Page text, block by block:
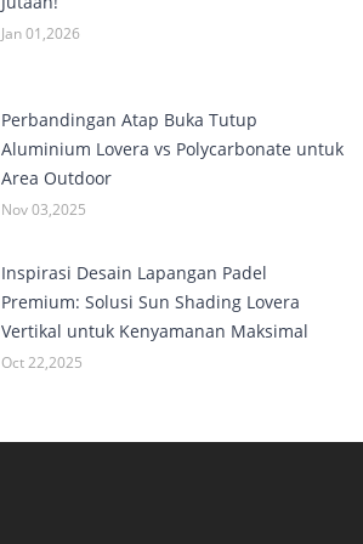
Jan 01,2026
Perbandingan Atap Buka Tutup
Aluminium Lovera vs Polycarbonate untuk
Area Outdoor
Nov 03,2025
Inspirasi Desain Lapangan Padel
Premium: Solusi Sun Shading Lovera
Vertikal untuk Kenyamanan Maksimal
Oct 22,2025